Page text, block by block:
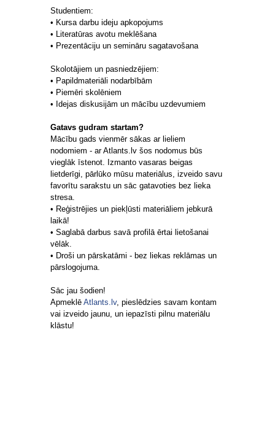
Studentiem:
• Kursa darbu ideju apkopojums
• Literatūras avotu meklēšana
• Prezentāciju un semināru sagatavošana
Skolotājiem un pasniedzējiem:
• Papildmateriāli nodarbībām
• Piemēri skolēniem
• Idejas diskusijām un mācību uzdevumiem
Gatavs gudram startam?
Mācību gads vienmēr sākas ar lieliem
nodomiem - ar Atlants.lv šos nodomus būs
vieglāk īstenot. Izmanto vasaras beigas
lietderīgi, pārlūko mūsu materiālus, izveido savu
favorītu sarakstu un sāc gatavoties bez lieka
stresa.
• Reģistrējies un piekļūsti materiāliem jebkurā
laikā!
• Saglabā darbus savā profilā ērtai lietošanai
vēlāk.
• Droši un pārskatāmi - bez liekas reklāmas un
pārslogojuma.
Sāc jau šodien!
Apmeklē Atlants.lv, pieslēdzies savam kontam
vai izveido jaunu, un iepazīsti pilnu materiālu
klāstu!